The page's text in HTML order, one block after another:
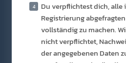
Du verpflichtest dich, alle
Registrierung
vollständig zu machen.
nicht verpflichtet,
der angegebenen Daten